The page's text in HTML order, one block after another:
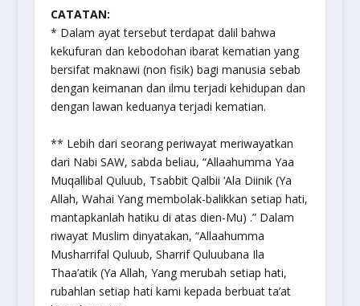
CATATAN:
* Dalam ayat tersebut terdapat dalil bahwa
kekufuran dan kebodohan ibarat kematian yang
bersifat maknawi (non fisik) bagi manusia sebab
dengan keimanan dan ilmu terjadi kehidupan dan
dengan lawan keduanya terjadi kematian.
** Lebih dari seorang periwayat meriwayatkan
dari Nabi SAW, sabda beliau, “Allaahumma Yaa
Muqallibal Quluub, Tsabbit Qalbii ‘Ala Diinik(Ya
Allah, Wahai Yang membolak-balikkan setiap hati,
mantapkanlah hatiku di atas dien-Mu) .” Dalam
riwayat Muslim dinyatakan, “Allaahumma
Musharrifal Quluub, Sharrif Quluubana Ila
Thaa’atik(Ya Allah, Yang merubah setiap hati,
rubahlan setiap hati kami kepada berbuat ta’at